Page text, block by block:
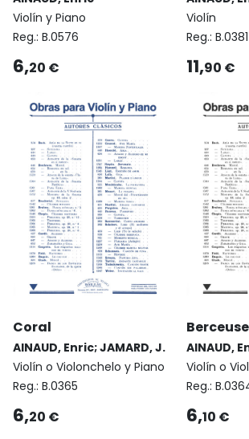
Violín y Piano
Reg.: B.0576
6,20 €
Violín
Reg.: B.0381
11,90 €
Coral
AINAUD, Enric; JAMARD, J.
Violín o Violonchelo y Piano
Reg.: B.0365
6,20 €
Berceuse
AINAUD,
Violín o
Reg.:
6,10 €